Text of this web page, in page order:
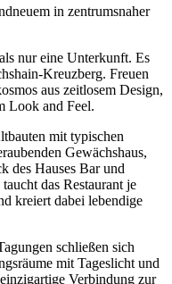
in zentrumsnaher
nur eine Unterkunft. Es
Kreuzberg. Freuen
aus zeitlosem Design,
Look and Feel.
mit typischen
Gewächshaus,
des Hauses Bar und
das Restaurant je
kreiert dabei lebendige
schließen sich
mit Tageslicht und
Verbindung zur